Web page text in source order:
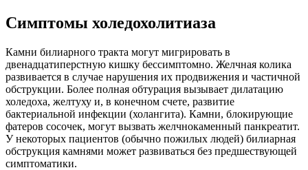
Симптомы холедохолитиаза
Камни билиарного тракта могут мигрировать в
двенадцатиперстную кишку бессимптомно. Желчная колика
развивается в случае нарушения их продвижения и частичной
обструкции. Более полная обтурация вызывает дилатацию
холедоха, желтуху и, в конечном счете, развитие
бактериальной инфекции (холангита). Камни, блокирующие
фатеров сосочек, могут вызвать желчнокаменный панкреатит.
У некоторых пациентов (обычно пожилых людей) билиарная
обструкция камнями может развиваться без предшествующей
симптоматики.